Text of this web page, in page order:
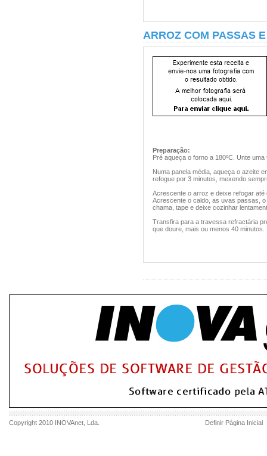
ARROZ COM PASSAS
Preparação:
Pré aqueça o forno a 180ºC. Unte
Numa panela média, aqueça o azeite
refogue por 3 minutos, mexendo
Acrescente o arroz e deixe refogar
Acrescente o caldo, as uvas passas,
chama, tape e deixe cozinhar
Transfira para a travessa refractária
que doure, mais ou menos 40 minutos.
Copyright 2010 INOVAnet , Lda. Definir Página Inicial